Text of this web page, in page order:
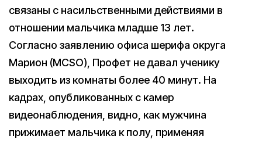
связаны с насильственными действиями в
отношении мальчика младше 13 лет.
Согласно заявлению офиса шерифа округа
Марион (MCSO), Профет не давал ученику
выходить из комнаты более 40 минут. На
кадрах, опубликованных с камер
видеонаблюдения, видно, как мужчина
прижимает мальчика к полу, применяя